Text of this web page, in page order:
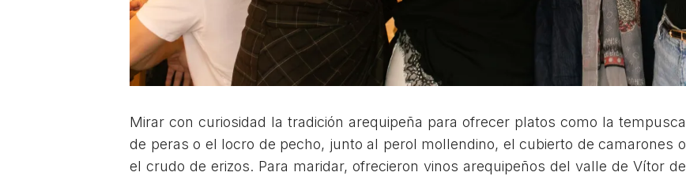
Mirar con curiosidad la tradición arequipeña para ofrecer platos como la tempusca
de peras o el locro de pecho, junto al perol mollendino, el cubierto de camarones o
el crudo de erizos. Para maridar, ofrecieron vinos arequipeños del valle de Vítor de